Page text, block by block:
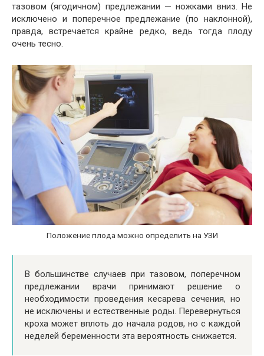
тазовом (ягодичном) предлежании — ножками вниз. Не
исключено и поперечное предлежание (по наклонной),
правда, встречается крайне редко, ведь тогда плоду
очень тесно.
Положение плода можно определить на УЗИ
В большинстве случаев при тазовом, поперечном
предлежании врачи принимают решение о
необходимости проведения кесарева сечения, но
не исключены и естественные роды. Перевернуться
кроха может вплоть до начала родов, но с каждой
неделей беременности эта вероятность снижается.